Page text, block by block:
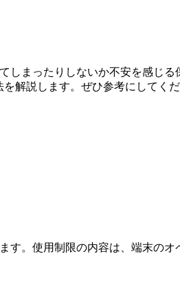
まったりしないか不安を感じ
解説します。ぜひ参考にしてくだ
。使用制限の内容は、端末の